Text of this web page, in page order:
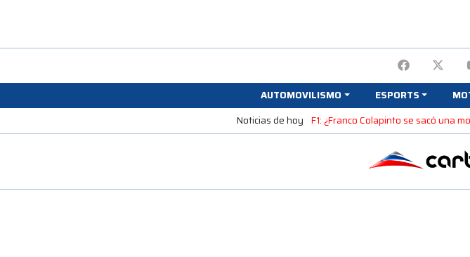
AUTOMOVILISMO ESPORTS
Noticias de hoy F1: ¿Franco Colapinto se sacó una